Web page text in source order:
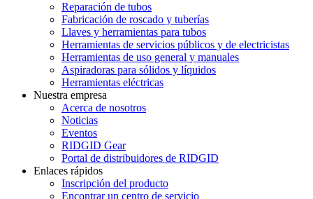
Reparación de tubos
Fabricación de roscado y tuberías
Llaves y herramientas para tubos
Herramientas de servicios públicos y de electricistas
Herramientas de uso general y manuales
Aspiradoras para sólidos y líquidos
Herramientas eléctricas
Nuestra empresa
Acerca de nosotros
Noticias
Eventos
RIDGID Gear
Portal de distribuidores de RIDGID
Enlaces rápidos
Inscripción del producto
Encontrar un centro de servicio